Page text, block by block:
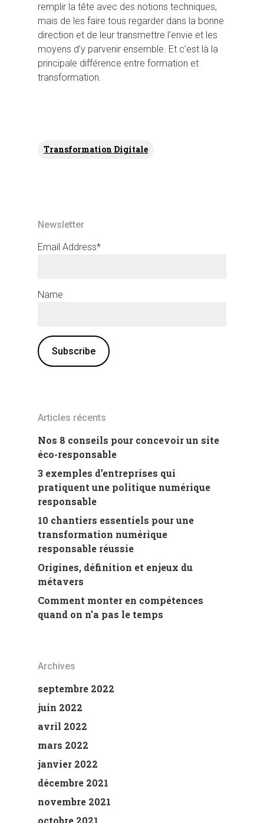
remplir la tête avec des notions techniques,
mais de les faire tous regarder dans la bonne
direction et de leur transmettre l’envie et les
moyens d’y parvenir ensemble. Et c’est là la
principale différence entre formation et
transformation.
Transformation Digitale
Newsletter
Email Address*
Name
Articles récents
Nos 8 conseils pour concevoir un site
éco-responsable
3 exemples d’entreprises qui
pratiquent une politique numérique
responsable
10 chantiers essentiels pour une
transformation numérique
responsable réussie
Origines, définition et enjeux du
métavers
Comment monter en compétences
quand on n’a pas le temps
Archives
septembre 2022
juin 2022
avril 2022
mars 2022
janvier 2022
décembre 2021
novembre 2021
octobre 2021